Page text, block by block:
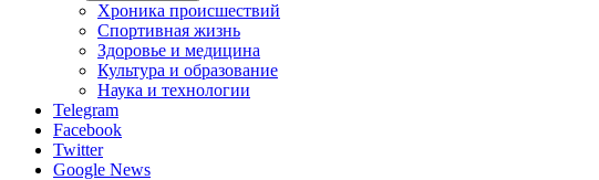
Хроника происшествий
Спортивная жизнь
Здоровье и медицина
Культура и образование
Наука и технологии
Telegram
Facebook
Twitter
Google News